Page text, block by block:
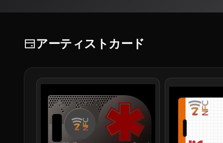
アーティストカード